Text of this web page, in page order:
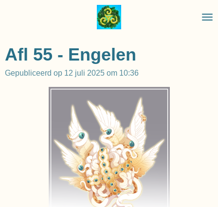
hoofdinhoud
Afl 55 - Engelen
Gepubliceerd op 12 juli 2025 om 10:36